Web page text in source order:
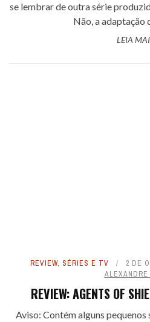
se lembrar de outra série
Não, a adaptação
LEIA
REVIEW, SÉRIES E TV 2 DE
ALEXANDRE
REVIEW: AGENTS OF
Aviso: Contém alguns